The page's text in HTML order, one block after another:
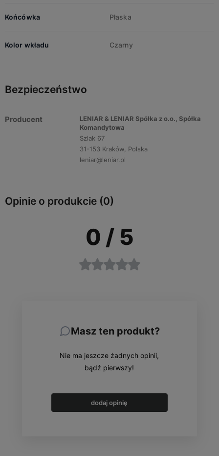
Końcówka Płaska
Kolor wkładu Czarny
Bezpieczeństwo
Producent
LENIAR & LENIAR Spółka z o.o., Spółka
Komandytowa
Szlak 67
31-153 Kraków, Polska
leniar@leniar.pl
Opinie o produkcie (0)
0 / 5
Masz ten produkt?
Nie ma jeszcze żadnych opinii,
bądź pierwszy!
dodaj opinię